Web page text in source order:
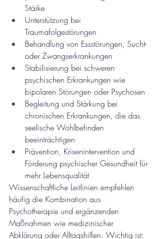
Stärke
Unterstützung bei
Traumafolgestörungen
Behandlung von Essstörungen, Sucht-
oder Zwangserkrankungen
Stabilisierung bei schweren
psychischen Erkrankungen wie
bipolaren Störungen oder Psychosen
Begleitung und Stärkung bei
chronischen Erkrankungen, die das
seelische Wohlbefinden
beeinträchtigen
Prävention, Krisenintervention und
Förderung psychischer Gesundheit für
mehr Lebensqualität
Wissenschaftliche Leitlinien empfehlen
häufig die Kombination aus
Psychotherapie und ergänzenden
Maßnahmen wie medizinischer
Abklärung oder Alltagshilfen. Wichtig ist: